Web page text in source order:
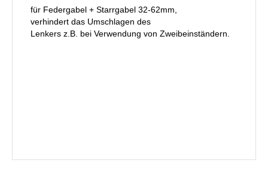
für Federgabel + Starrgabel 32-62mm,
verhindert das Umschlagen des
Lenkers z.B. bei Verwendung von Zweibeinständern.